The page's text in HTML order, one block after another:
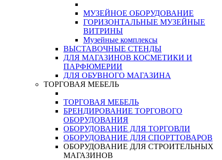
МУЗЕЙНОЕ ОБОРУДОВАНИЕ
ГОРИЗОНТАЛЬНЫЕ МУЗЕЙНЫЕ
ВИТРИНЫ
Музейные комплексы
ВЫСТАВОЧНЫЕ СТЕНДЫ
ДЛЯ МАГАЗИНОВ КОСМЕТИКИ И
ПАРФЮМЕРИИ
ДЛЯ ОБУВНОГО МАГАЗИНА
ТОРГОВАЯ МЕБЕЛЬ
ТОРГОВАЯ МЕБЕЛЬ
БРЕНДИРОВАНИЕ ТОРГОВОГО
ОБОРУДОВАНИЯ
ОБОРУДОВАНИЕ ДЛЯ ТОРГОВЛИ
ОБОРУДОВАНИЕ ДЛЯ СПОРТТОВАРОВ
ОБОРУДОВАНИЕ ДЛЯ СТРОИТЕЛЬНЫХ
МАГАЗИНОВ